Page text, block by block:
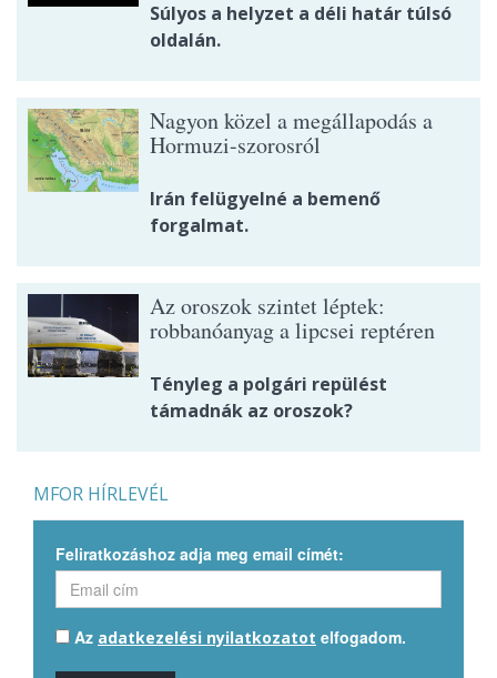
Súlyos a helyzet a déli határ túlsó
oldalán.
Nagyon közel a megállapodás a
Hormuzi-szorosról
Irán felügyelné a bemenő
forgalmat.
Az oroszok szintet léptek:
robbanóanyag a lipcsei reptéren
Tényleg a polgári repülést
támadnák az oroszok?
MFOR HÍRLEVÉL
Feliratkozáshoz adja meg email címét:
Az adatkezelési nyilatkozatot elfogadom.